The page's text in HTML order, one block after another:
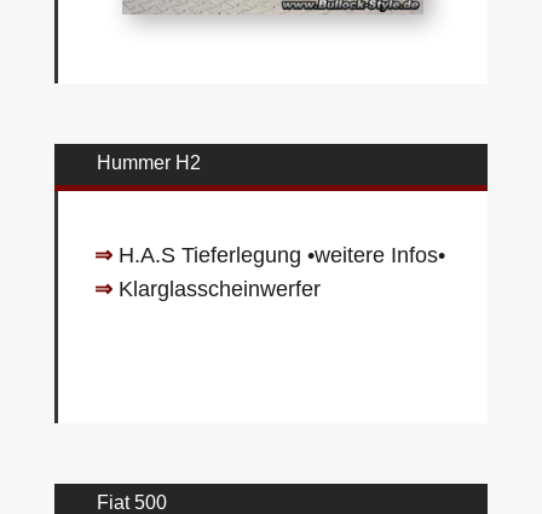
Hummer H2
⇒H.A.S Tieferlegung •weitere Infos•
⇒ Klarglasscheinwerfer
Fiat 500